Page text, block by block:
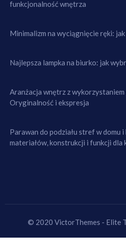
funkcjonalność wnętrza
Minimalizm na wyciągnięcie ręki: jak
Najlepsza lampka na biurko: jak
Aranżacja wnętrz z
Oryginalność i ekspresja
Parawan do podziału stref w domu
materiałów, konstrukcji i funkcji
© 2020 VictorThemes - Elite